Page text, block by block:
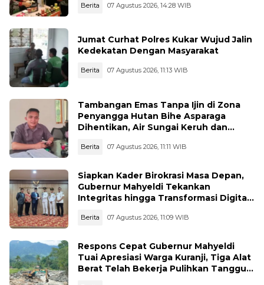
Berita 07 Agustus 2026, 14:28 WIB
Jumat Curhat Polres Kukar Wujud Jalin
Kedekatan Dengan Masyarakat
Berita 07 Agustus 2026, 11:13 WIB
Tambangan Emas Tanpa Ijin di Zona
Penyangga Hutan Bihe Asparaga
Dihentikan, Air Sungai Keruh dan
Berita 07 Agustus 2026, 11:11 WIB
Siapkan Kader Birokrasi Masa Depan,
Gubernur Mahyeldi Tekankan
Integritas hingga Transformasi Digital
Berita 07 Agustus 2026, 11:09 WIB
Respons Cepat Gubernur Mahyeldi
Tuai Apresiasi Warga Kuranji, Tiga Alat
Berat Telah Bekerja Pulihkan Tanggul